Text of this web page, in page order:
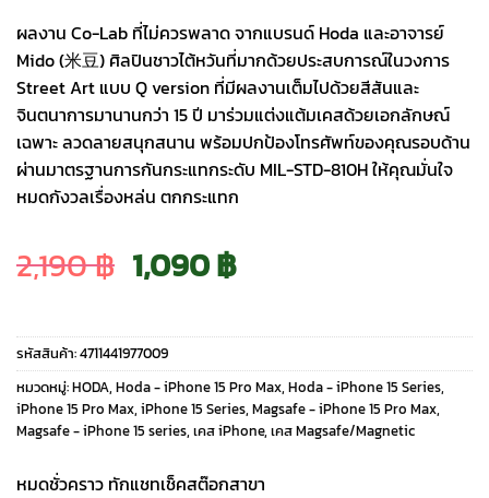
ผลงาน Co-Lab ที่ไม่ควรพลาด จากแบรนด์ Hoda และอาจารย์
Mido (米豆) ศิลปินชาวไต้หวันที่มากด้วยประสบการณ์ในวงการ
Street Art แบบ Q version ที่มีผลงานเต็มไปด้วยสีสันและ
จินตนาการมานานกว่า 15 ปี มาร่วมแต่งแต้มเคสด้วยเอกลักษณ์
เฉพาะ ลวดลายสนุกสนาน พร้อมปกป้องโทรศัพท์ของคุณรอบด้าน
ผ่านมาตรฐานการกันกระแทกระดับ MIL-STD-810H ให้คุณมั่นใจ
หมดกังวลเรื่องหล่น ตกกระแทก
2,190฿ Original
price
was:
2,190 ฿.
1,090฿Current
price
is:
1,090 ฿.
รหัสสินค้า:4711441977009
หมวดหมู่:HODA, Hoda - iPhone 15 Pro Max, Hoda - iPhone 15 Series,
iPhone 15 Pro Max, iPhone 15 Series, Magsafe - iPhone 15 Pro Max,
Magsafe - iPhone 15 series, เคส iPhone, เคส Magsafe/Magnetic
หมดชั่วคราว ทักแชทเช็คสต๊อกสาขา